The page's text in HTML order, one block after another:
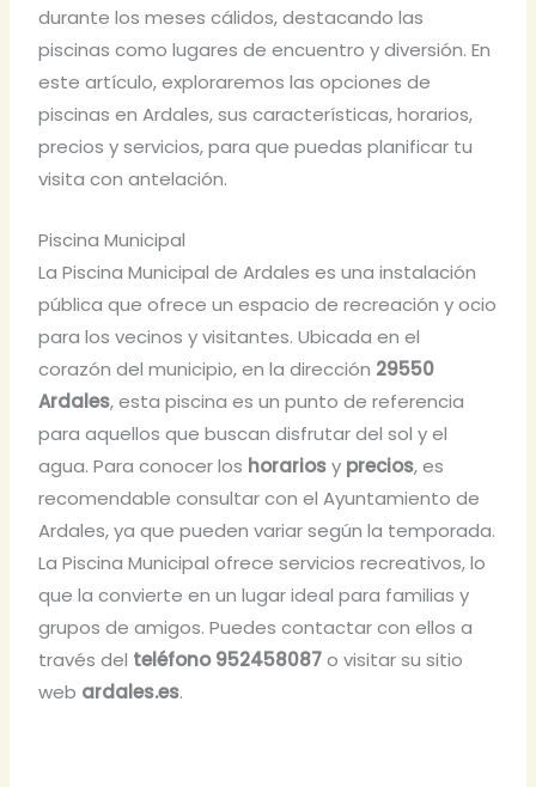
durante los meses cálidos, destacando las
piscinas como lugares de encuentro y diversión. En
este artículo, exploraremos las opciones de
piscinas en Ardales, sus características, horarios,
precios y servicios, para que puedas planificar tu
visita con antelación.
Piscina Municipal
La Piscina Municipal de Ardales es una instalación
pública que ofrece un espacio de recreación y ocio
para los vecinos y visitantes. Ubicada en el
corazón del municipio, en la dirección 29550
Ardales, esta piscina es un punto de referencia
para aquellos que buscan disfrutar del sol y el
agua. Para conocer los horariosy precios, es
recomendable consultar con el Ayuntamiento de
Ardales, ya que pueden variar según la temporada.
La Piscina Municipal ofrece servicios recreativos, lo
que la convierte en un lugar ideal para familias y
grupos de amigos. Puedes contactar con ellos a
través del teléfono 952458087o visitar su sitio
web ardales.es.